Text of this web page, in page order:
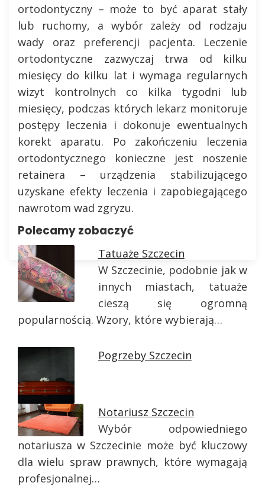
ortodontyczny – może to być aparat stały
lub ruchomy, a wybór zależy od rodzaju
wady oraz preferencji pacjenta. Leczenie
ortodontyczne zazwyczaj trwa od kilku
miesięcy do kilku lat i wymaga regularnych
wizyt kontrolnych co kilka tygodni lub
miesięcy, podczas których lekarz monitoruje
postępy leczenia i dokonuje ewentualnych
korekt aparatu. Po zakończeniu leczenia
ortodontycznego konieczne jest noszenie
retainera – urządzenia stabilizującego
uzyskane efekty leczenia i zapobiegającego
nawrotom wad zgryzu.
Polecamy zobaczyć
Tatuaże Szczecin
W Szczecinie, podobnie jak w
innych miastach, tatuaże
cieszą się ogromną
popularnością. Wzory, które wybierają…
Pogrzeby Szczecin
Notariusz Szczecin
Wybór odpowiedniego
notariusza w Szczecinie może być kluczowy
dla wielu spraw prawnych, które wymagają
profesjonalnej…